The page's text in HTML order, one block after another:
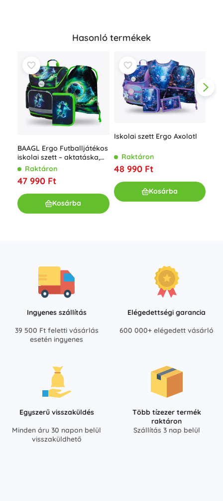
Hasonló termékek
BAAGL Ergo Futballjátékos
iskolai szett – aktatáska,
tolltartó és tornazsák
Raktáron
47 990 Ft
Kosárba
Iskolai szett Ergo Axolotl
Raktáron
48 990 Ft
Kosárba
Ingyenes szállítás
39 500 Ft feletti vásárlás
esetén ingyenes
Elégedettségi garancia
600 000+ elégedett vásárló
Egyszerű visszaküldés
Minden áru 30 napon belül
visszaküldhető
Több tízezer termék
raktáron
Szállítás 3 nap belül